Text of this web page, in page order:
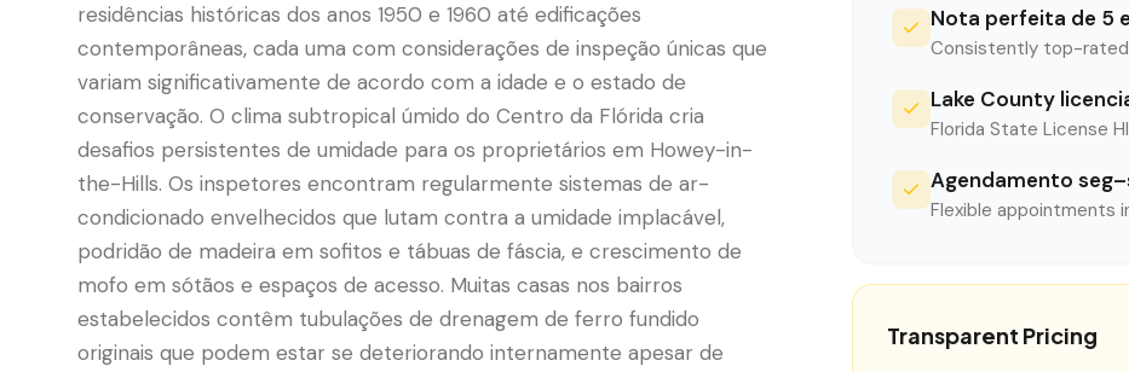
residências históricas dos anos 1950 e 1960 até edificações
contemporâneas, cada uma com considerações de inspeção únicas que
variam significativamente de acordo com a idade e o estado de
conservação. O clima subtropical úmido do Centro da Flórida cria
desafios persistentes de umidade para os proprietários em Howey-in-
the-Hills. Os inspetores encontram regularmente sistemas de ar-
condicionado envelhecidos que lutam contra a umidade implacável,
podridão de madeira em sofitos e tábuas de fáscia, e crescimento de
mofo em sótãos e espaços de acesso. Muitas casas nos bairros
estabelecidos contêm tubulações de drenagem de ferro fundido
originais que podem estar se deteriorando internamente apesar de
Nota perfeita de 5
Consistently top-rated
Lake County
Florida State License
Agendamento
Flexible appointments
Transparent Pricing